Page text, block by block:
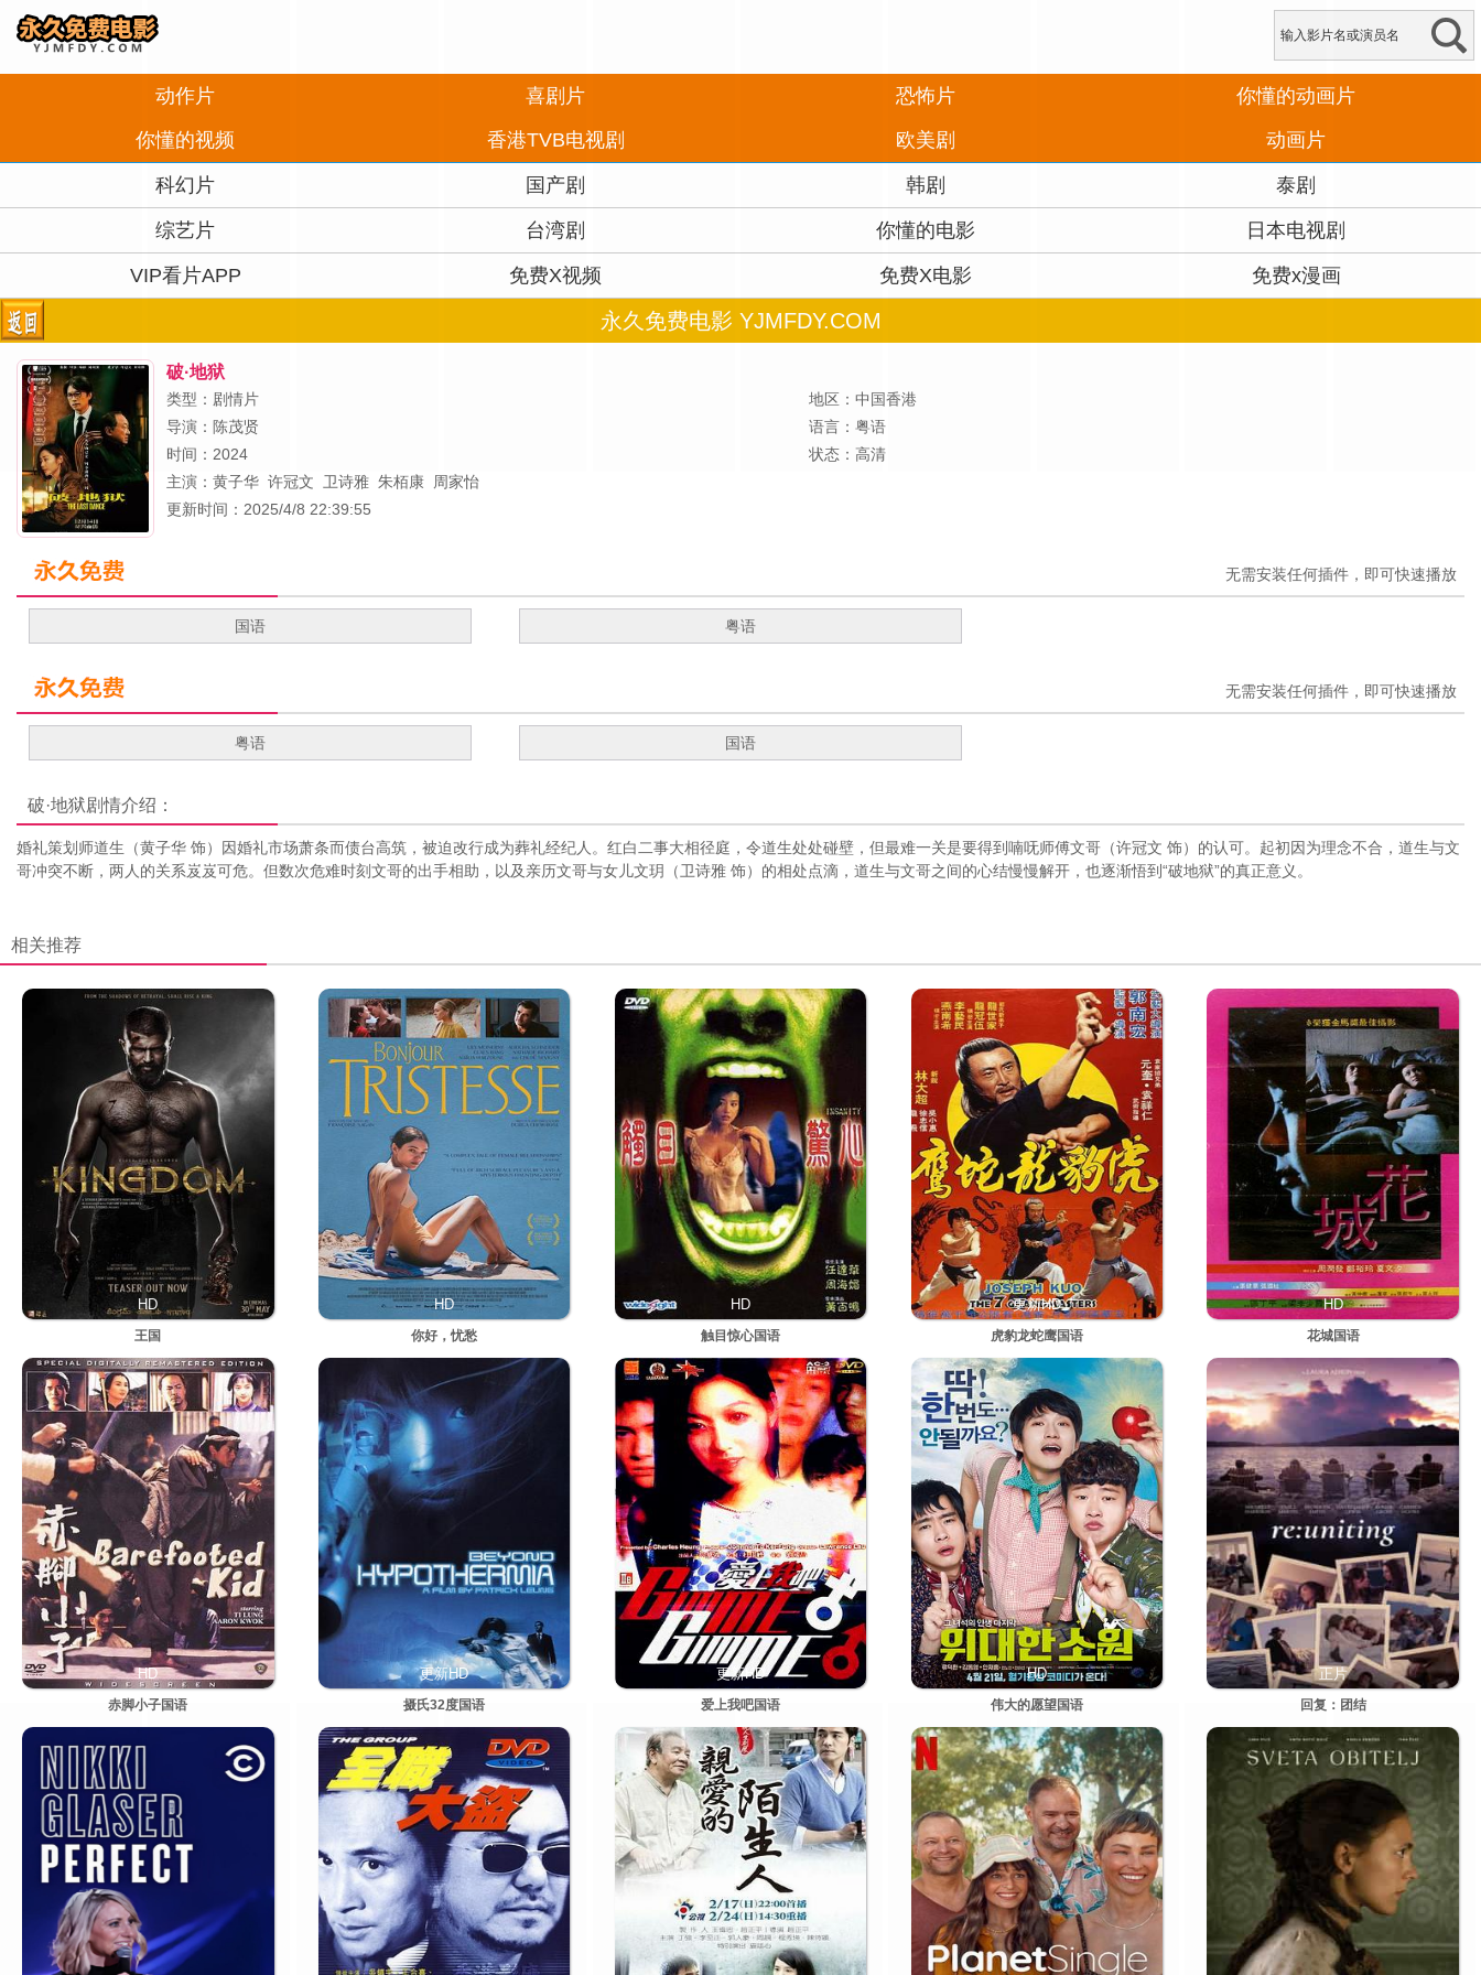
动作片 喜剧片 恐怖片
你懂的动画片
你懂的视频
香港TVB电视剧 欧美剧 动画片
科幻片 国产剧 韩剧 泰剧
综艺片 台湾剧 你懂的电影 日本电视剧
VIP看片APP 免费X视频 免费X电影 免费x漫画
永久免费电影 YJMFDY.COM
破·地狱
类型：剧情片
地区：中国香港
导演： 陈茂贤
语言：粤语
时间：2024
状态：高清
主演： 黄子华 许冠文 卫诗雅 朱栢康
周家怡
更新时间：2025/4/8 22:39:55
无需安装任何插件，即可快速播放
国语 粤语
无需安装任何插件，即可快速播放
粤语 国语
破·地狱剧情介绍：
婚礼策划师道生（黄子华 饰）因婚礼市场萧条而债台高筑，被迫改行成为葬礼经纪人。红白二事大相径庭，令道生处处碰壁，但最难一关是要得到喃呒师傅文哥（许冠文 饰）的认可。起初因为理念不合，道生与文
哥冲突不断，两人的关系岌岌可危。但数次危难时刻文哥的出手相助，以及亲历文哥与女儿文玥（卫诗雅 饰）的相处点滴，道生与文哥之间的心结慢慢解开，也逐渐悟到“破地狱”的真正意义。
相关推荐
HD
王国
HD
你好，忧愁
HD
触目惊心国语
更新HD
虎豹龙蛇鹰国语
HD
花城国语
HD
赤脚小子国语
更新HD
摄氏32度国语
更新HD
爱上我吧国语
HD
伟大的愿望国语
正片
回复：团结